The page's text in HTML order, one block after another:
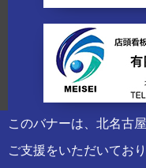
このバナーは、北名古
ご支援をいただいてお